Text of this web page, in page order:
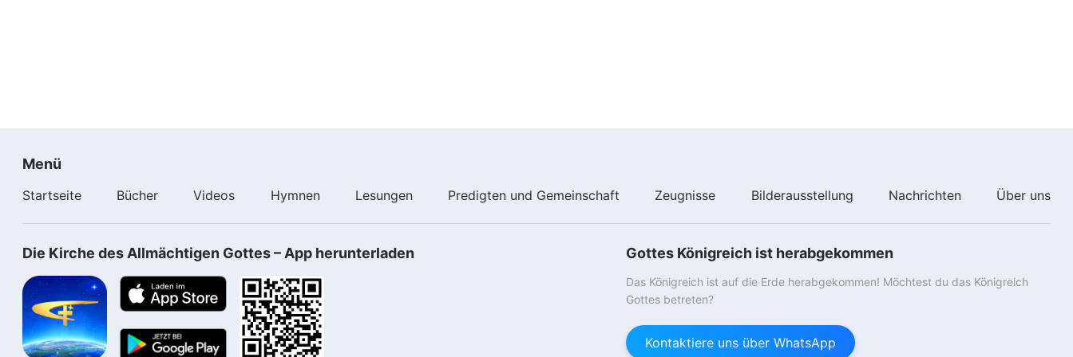
Menü
Startseite Bücher Videos Hymnen Lesungen Predigten und Gemeinschaft Zeugnisse Bilderausstellung Nachrichten Über uns
Die Kirche des Allmächtigen Gottes – App herunterladen Gottes Königreich ist herabgekommen
Das Königreich ist auf die Erde herabgekommen! Möchtest du das Königreich
Gottes betreten?
Kontaktiere uns über WhatsApp